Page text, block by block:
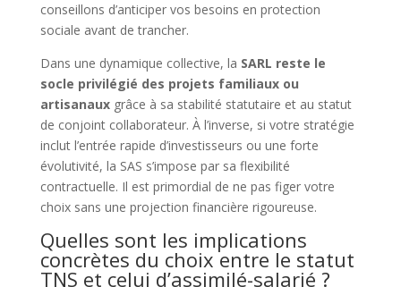
conseillons d’anticiper vos besoins en protection
sociale avant de trancher.
Dans une dynamique collective, la SARL reste le
socle privilégié des projets familiaux ou
artisanauxgrâce à sa stabilité statutaire et au statut
de conjoint collaborateur. À l’inverse, si votre stratégie
inclut l’entrée rapide d’investisseurs ou une forte
évolutivité, la SAS s’impose par sa flexibilité
contractuelle. Il est primordial de ne pas figer votre
choix sans une projection financière rigoureuse.
Quelles sont les implications
concrètes du choix entre le statut
TNS et celui d’assimilé-salarié ?